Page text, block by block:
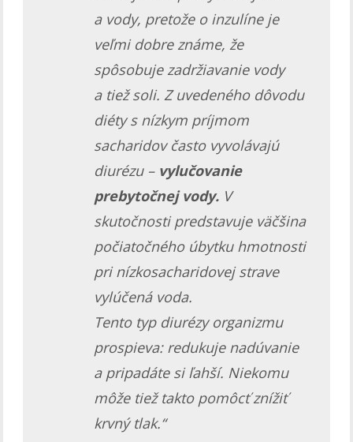
a vody, pretože o inzulíne je
veľmi dobre známe, že
spôsobuje zadržiavanie vody
a tiež soli. Z uvedeného dôvodu
diéty s nízkym príjmom
sacharidov často vyvolávajú
diurézu – vylučovanie
prebytočnej vody. V
skutočnosti predstavuje väčšina
počiatočného úbytku hmotnosti
pri nízkosacharidovej strave
vylúčená voda.
Tento typ diurézy organizmu
prospieva: redukuje nadúvanie
a pripadáte si ľahší. Niekomu
môže tiež takto pomôcť znížiť
krvný tlak.“